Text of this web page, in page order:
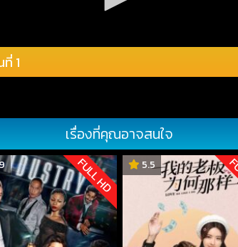
เรื่องที่คุณอาจสนใจ
FULL HD 5.5